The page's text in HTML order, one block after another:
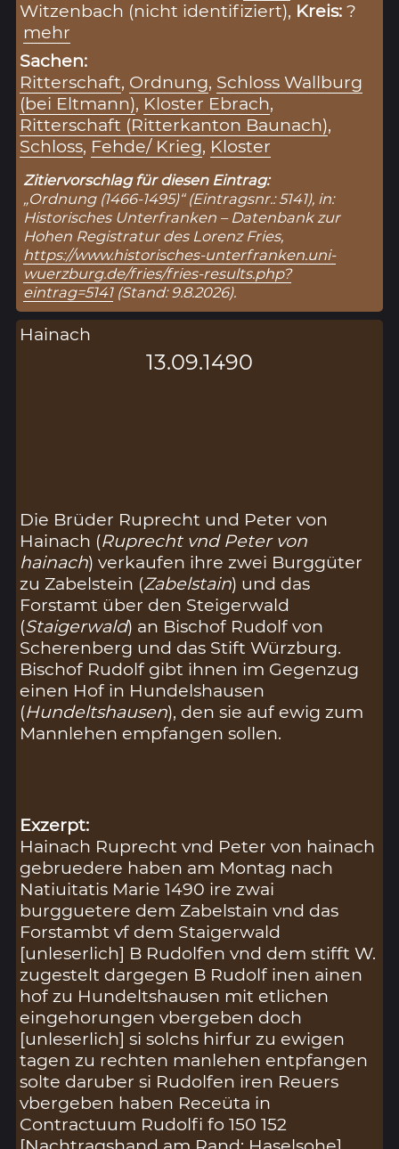
Witzenbach (nicht identifiziert), Kreis:?
mehr
Sachen:
Ritterschaft, Ordnung, Schloss Wallburg
(bei Eltmann), Kloster Ebrach,
Ritterschaft (Ritterkanton Baunach),
Schloss, Fehde/ Krieg, Kloster
Zitiervorschlag für diesen Eintrag:
„Ordnung (1466-1495)“ (Eintragsnr.: 5141), in:
Historisches Unterfranken – Datenbank zur
Hohen Registratur des Lorenz Fries,
https://www.historisches-unterfranken.uni-
wuerzburg.de/fries/fries-results.php?
eintrag=5141(Stand: 9.8.2026).
Hainach
13.09.1490
Die Brüder Ruprecht und Peter von
Hainach (Ruprecht vnd Peter von
hainach) verkaufen ihre zwei Burggüter
zu Zabelstein (Zabelstain) und das
Forstamt über den Steigerwald
(Staigerwald) an Bischof Rudolf von
Scherenberg und das Stift Würzburg.
Bischof Rudolf gibt ihnen im Gegenzug
einen Hof in Hundelshausen
(Hundeltshausen), den sie auf ewig zum
Mannlehen empfangen sollen.
Exzerpt:
Hainach Ruprecht vnd Peter von hainach
gebruedere haben am Montag nach
Natiuitatis Marie 1490 ire zwai
burgguetere dem Zabelstain vnd das
Forstambt vf dem Staigerwald
[unleserlich] B Rudolfen vnd dem stifft W.
zugestelt dargegen B Rudolf inen ainen
hof zu Hundeltshausen mit etlichen
eingehorungen vbergeben doch
[unleserlich] si solchs hirfur zu ewigen
tagen zu rechten manlehen entpfangen
solte daruber si Rudolfen iren Reuers
vbergeben haben Receüta in
Contractuum Rudolfi fo 150 152